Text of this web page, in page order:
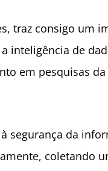
traz consigo um
inteligência de
em pesquisas
segurança da
coletando